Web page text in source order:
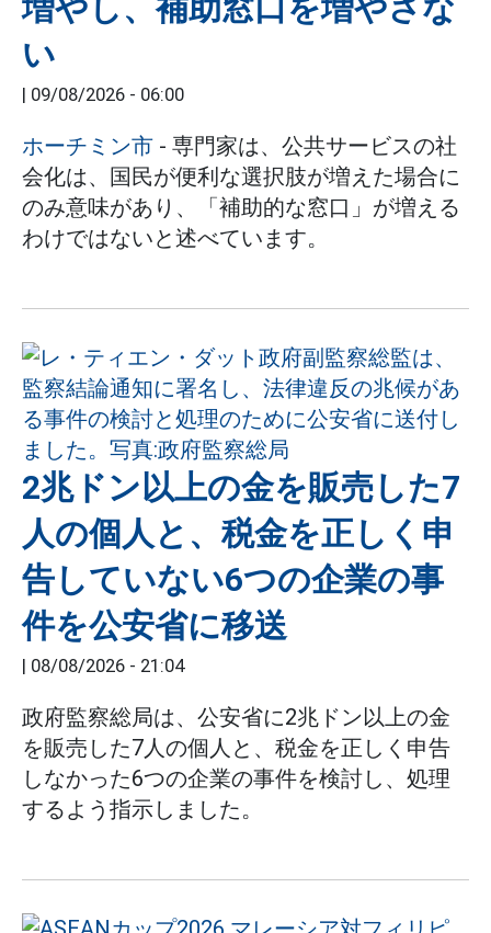
増やし、補助窓口を増やさな
い
| 09/08/2026 - 06:00
ホーチミン市 - 専門家は、公共サービスの社
会化は、国民が便利な選択肢が増えた場合に
のみ意味があり、「補助的な窓口」が増える
わけではないと述べています。
2兆ドン以上の金を販売した7
人の個人と、税金を正しく申
告していない6つの企業の事
件を公安省に移送
| 08/08/2026 - 21:04
政府監察総局は、公安省に2兆ドン以上の金
を販売した7人の個人と、税金を正しく申告
しなかった6つの企業の事件を検討し、処理
するよう指示しました。